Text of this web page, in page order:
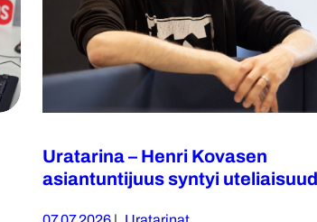
Uratarina – Henri Kovasen
asiantuntijuus syntyi